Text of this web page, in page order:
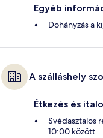
Egyéb
Dohányzás a
A szálláshely
Étkezés és
Svédasztalos
10:00 között